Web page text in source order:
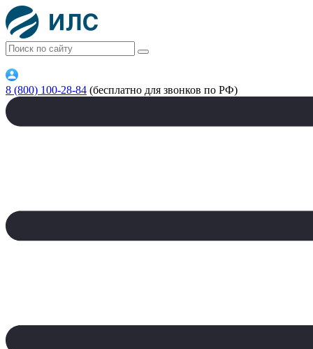
8 (800) 100-28-84 (бесплатно для звонков по РФ)